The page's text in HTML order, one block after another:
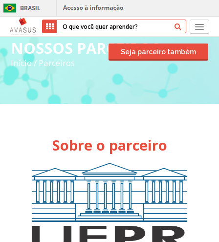
Início
Cursos
Parceiros
Transparência
Ajuda
Entrar
Cadastrar
NOSSOS PARCEIROS
Início/ Parceiros
Seja parceiro também
Sobre o parceiro